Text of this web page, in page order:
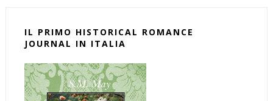
IL PRIMO HISTORICAL ROMANCE
JOURNAL IN ITALIA